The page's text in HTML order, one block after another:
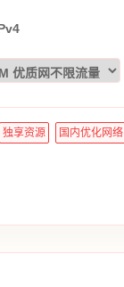
独享资源 国内优化网络